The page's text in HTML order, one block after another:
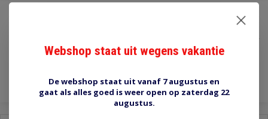
€0,90
Toevoegen aan winkelwagen
Webshop staat uit wegens vakantie
De webshop staat uit vanaf 7 augustus en
gaat als alles goed is weer open op zaterdag 22
augustus.